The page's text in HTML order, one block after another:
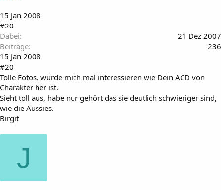
15 Jan 2008
#20
Dabei
21 Dez 2007
Beiträge
236
15 Jan 2008
#20
Tolle Fotos, würde mich mal interessieren wie Dein ACD von
Charakter her ist.
Sieht toll aus, habe nur gehört das sie deutlich schwieriger sind,
wie die Aussies.
Birgit
J